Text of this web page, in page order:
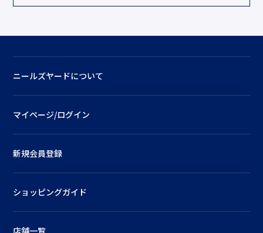
ニールズヤードについて
マイページ/ログイン
新規会員登録
ショッピングガイド
店舗一覧